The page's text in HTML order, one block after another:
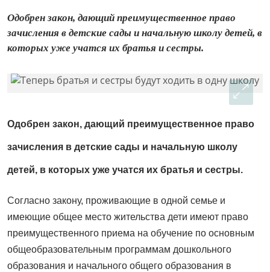
Одобрен закон, дающий преимущественное право
зачисления в детские сады и начальную школу детей, в
которых уже учатся их братья и сестры.
Одобрен закон, дающий преимущественное право
зачисления в детские сады и начальную школу
детей, в которых уже учатся их братья и сестры.
Согласно закону, проживающие в одной семье и
имеющие общее место жительства дети имеют право
преимущественного приема на обучение по основным
общеобразовательным программам дошкольного
образования и начального общего образования в